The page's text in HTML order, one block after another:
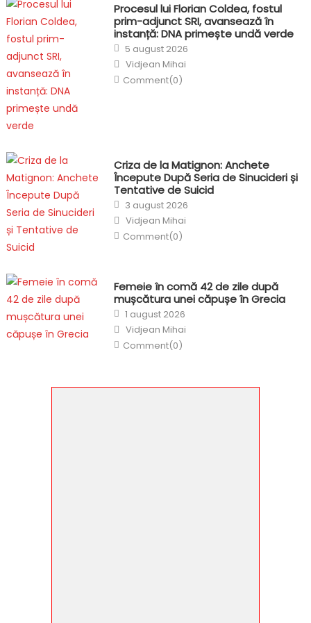
Procesul lui Florian Coldea, fostul
prim-adjunct SRI, avansează în
instanță: DNA primește undă verde
Posted
on
5 august 2026
Author
Vidjean Mihai
Comment(0)
Criza de la Matignon: Anchete
Începute După Seria de Sinucideri și
Tentative de Suicid
Posted
on
3 august 2026
Author
Vidjean Mihai
Comment(0)
Femeie în comă 42 de zile după
mușcătura unei căpușe în Grecia
Posted
on
1 august 2026
Author
Vidjean Mihai
Comment(0)